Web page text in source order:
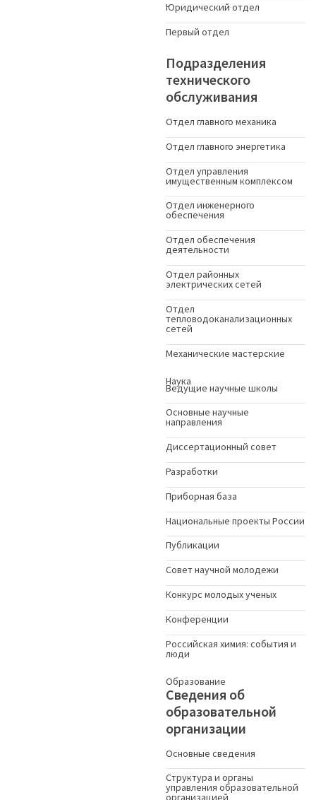
Юридический отдел
Первый отдел
Подразделения
технического
обслуживания
Отдел главного механика
Отдел главного энергетика
Отдел управления
имущественным комплексом
Отдел инженерного
обеспечения
Отдел обеспечения
деятельности
Отдел районных
электрических сетей
Отдел
тепловодоканализационных
сетей
Механические мастерские
Наука
Ведущие научные школы
Основные научные
направления
Диссертационный совет
Разработки
Приборная база
Национальные проекты России
Публикации
Совет научной молодежи
Конкурс молодых ученыx
Конференции
Российская химия: события и
люди
Образование
Сведения об
образовательной
организации
Основные сведения
Структура и органы
управления образовательной